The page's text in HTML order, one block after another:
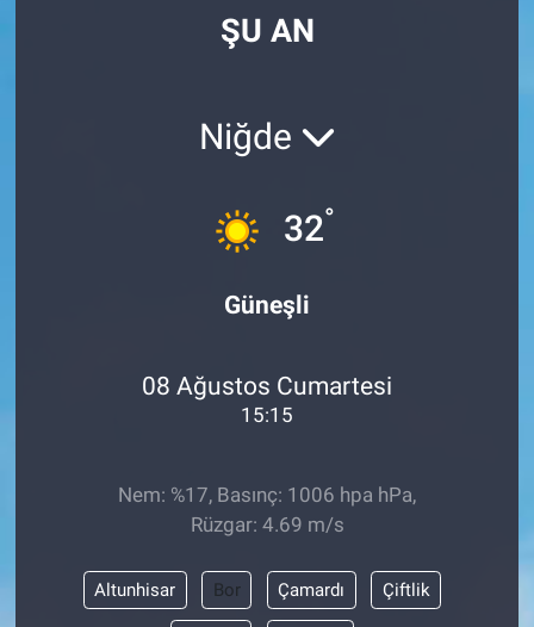
ŞU AN
Niğde
32°
Güneşli
08 Ağustos Cumartesi
15:15
Nem: %17, Basınç: 1006 hpa hPa,
Rüzgar: 4.69 m/s
Altunhisar Bor Çamardı Çiftlik